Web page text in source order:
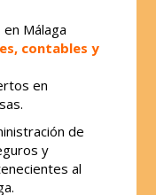
Málaga
, contables y
en
de
y
al